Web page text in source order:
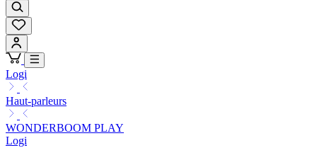
Logi
Haut-parleurs
WONDERBOOM PLAY
Logi